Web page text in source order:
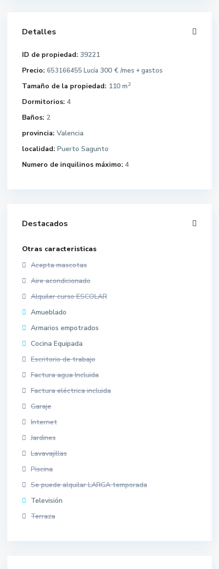
Detalles
ID de propiedad: 39221
Precio: 653166455 Lucía 300 € /mes + gastos
Tamaño de la propiedad: 110 m2
Dormitorios: 4
Baños: 2
provincia: Valencia
localidad: Puerto Sagunto
Numero de inquilinos máximo: 4
Destacados
Otras caracteristicas
Acepta mascotas
Aire acondicionado
Alquiler curso ESCOLAR
Amueblado
Armarios empotrados
Cocina Equipada
Escritorio de trabajo
Factura agua Incluida
Factura eléctrica incluida
Garaje
Internet
Jardines
Lavavajillas
Piscina
Se puede alquilar LARGA temporada
Televisión
Terraza